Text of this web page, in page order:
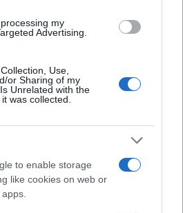
my
Advertising.
Use,
or Sharing of my
Unrelated with the
was collected.
to enable storage
like cookies on web or